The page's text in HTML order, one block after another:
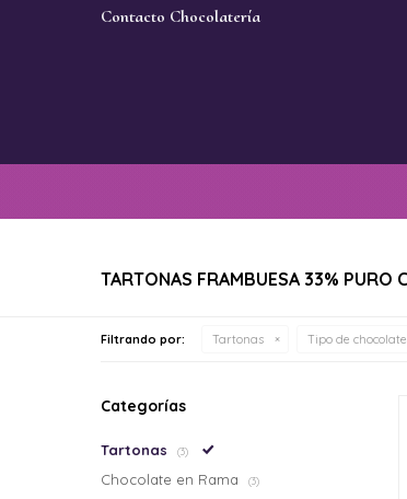
Contacto Chocolatería
TARTONAS FRAMBUESA 33% PURO
Filtrando por: Tartonas Tipo de
Categorías
Tartonas (3)
Chocolate en Rama (3)